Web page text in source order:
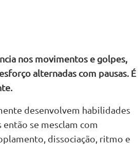
nos movimentos e golpes,
alternadas com pausas. É
desenvolvem habilidades
então se mesclam com
dissociação, ritmo e